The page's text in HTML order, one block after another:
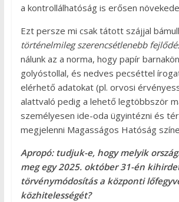
a kontrollálhatóság is erősen
Ezt persze mi csak tátott szájjal
történelmileg szerencsétlenebb
nálunk az a norma, hogy papír
golyóstollal, és nedves pecséttel
elérhető adatokat (pl. orvosi
alattvaló pedig a lehető legtöbbször
személyesen ide-oda ügyintézni és
megjelenni Magasságos Hatóság
Apropó: tudjuk-e, hogy melyik
meg egy 2025. október 31-én
törvénymódosítás a központi
közhitelességét?